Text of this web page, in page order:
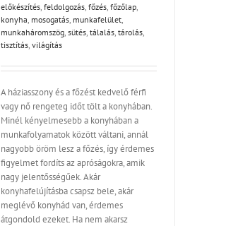
előkészítés feldolgozás főzés főzőlap
konyha mosogatás munkafelület
munkaháromszög sütés tálalás tárolás
tisztítás világítás
A háziasszony és a főzést kedvelő férfi
vagy nő rengeteg időt tölt a konyhában.
Minél kényelmesebb a konyhában a
munkafolyamatok között váltani, annál
nagyobb öröm lesz a főzés, így érdemes
figyelmet fordíts az apróságokra, amik
nagy jelentősségűek. Akár
konyhafelújításba csapsz bele, akár
meglévő konyhád van, érdemes
átgondold ezeket. Ha nem akarsz